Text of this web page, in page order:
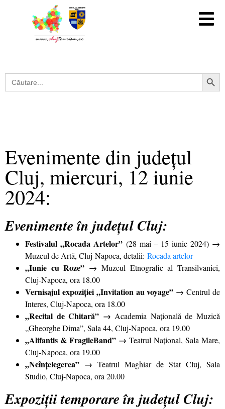
Search
for:
Search Button
Evenimente din județul
Cluj, miercuri, 12 iunie
2024:
Evenimente în județul Cluj:
Festivalul „Rocada Artelor”(28 mai – 15 iunie 2024) →
Muzeul de Artă, Cluj-Napoca, detalii: Rocada artelor
„Iunie cu Roze” → Muzeul Etnografic al Transilvaniei,
Cluj-Napoca, ora 18.00
Vernisajul expoziției „Invitation au voyage” → Centrul de
Interes, Cluj-Napoca, ora 18.00
„Recital de Chitară” → Academia Națională de Muzică
„Gheorghe Dima”, Sala 44, Cluj-Napoca, ora 19.00
„Alifantis & FragileBand” → Teatrul Național, Sala Mare,
Cluj-Napoca, ora 19.00
„Neînțelegerea” → Teatrul Maghiar de Stat Cluj, Sala
Studio, Cluj-Napoca, ora 20.00
Expoziții temporare în județul Cluj: